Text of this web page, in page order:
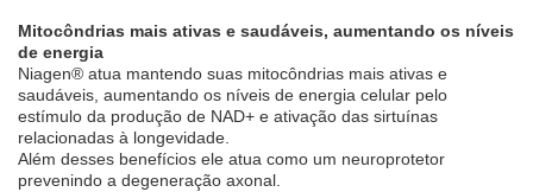
Mitocôndrias mais ativas e saudáveis, aumentando os níveis
de energia
Niagen® atua mantendo suas mitocôndrias mais ativas e
saudáveis, aumentando os níveis de energia celular pelo
estímulo da produção de NAD+ e ativação das sirtuínas
relacionadas à longevidade.
Além desses benefícios ele atua como um neuroprotetor
prevenindo a degeneração axonal.